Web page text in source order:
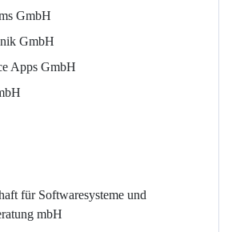
GmbH
GmbH
Apps GmbH
für Softwaresysteme und
mbH